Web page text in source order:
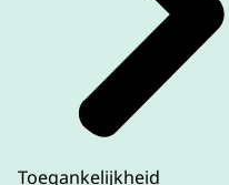
Toegankelijkheid